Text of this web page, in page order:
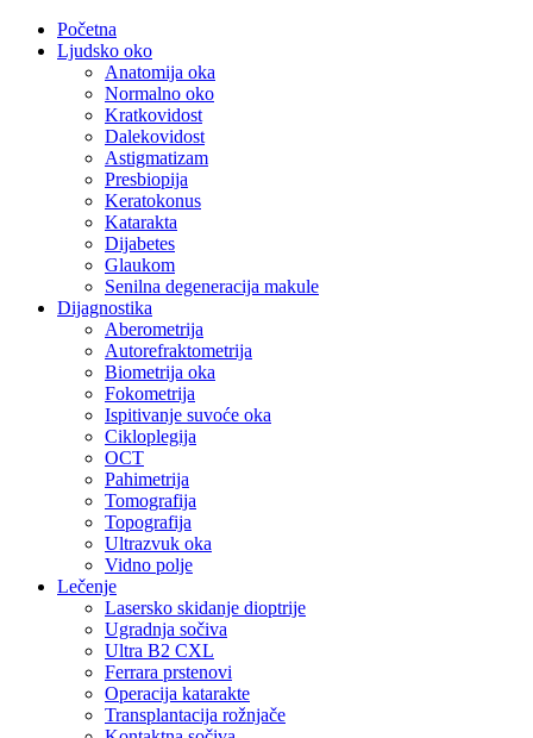
Početna
Ljudsko oko
Anatomija oka
Normalno oko
Kratkovidost
Dalekovidost
Astigmatizam
Presbiopija
Keratokonus
Katarakta
Dijabetes
Glaukom
Senilna degeneracija makule
Dijagnostika
Aberometrija
Autorefraktometrija
Biometrija oka
Fokometrija
Ispitivanje suvoće oka
Cikloplegija
OCT
Pahimetrija
Tomografija
Topografija
Ultrazvuk oka
Vidno polje
Lečenje
Lasersko skidanje dioptrije
Ugradnja sočiva
Ultra B2 CXL
Ferrara prstenovi
Operacija katarakte
Transplantacija rožnjače